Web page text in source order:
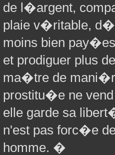
de l�argent,
plaie v�ritable,
moins bien
et prodiguer plus
ma�tre de
prostitu�e ne vend
elle garde sa
n'est pas forc�e
homme. �